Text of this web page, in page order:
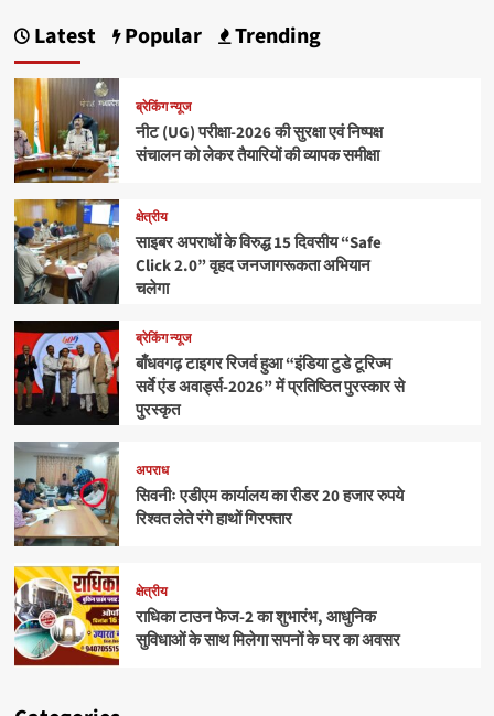
Latest Popular Trending
ब्रेकिंग न्यूज
नीट (UG) परीक्षा-2026 की सुरक्षा एवं निष्पक्ष
संचालन को लेकर तैयारियों की व्यापक समीक्षा
क्षेत्रीय
साइबर अपराधों के विरुद्ध 15 दिवसीय “Safe
Click 2.0” वृहद जनजागरूकता अभियान
चलेगा
ब्रेकिंग न्यूज
बाँधवगढ़ टाइगर रिजर्व हुआ “इंडिया टुडे टूरिज्म
सर्वे एंड अवार्ड्स-2026” में प्रतिष्ठित पुरस्कार से
पुरस्कृत
अपराध
सिवनीः एडीएम कार्यालय का रीडर 20 हजार रुपये
रिश्वत लेते रंगे हाथों गिरफ्तार
क्षेत्रीय
राधिका टाउन फेज-2 का शुभारंभ, आधुनिक
सुविधाओं के साथ मिलेगा सपनों के घर का अवसर